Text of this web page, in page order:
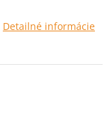
Detailné informácie